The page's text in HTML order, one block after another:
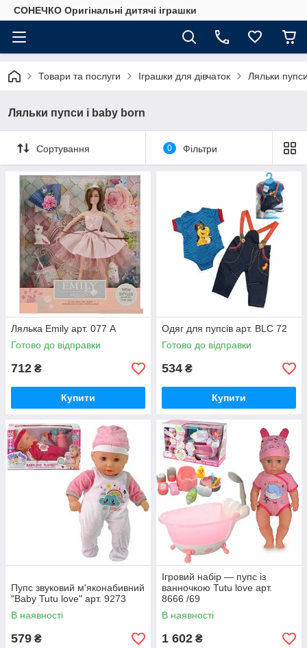
СОНЕЧКО Оригінальні дитячі іграшки
Товари та послуги Іграшки для дівчаток Ляльки
Ляльки пупси і baby born
Сортування 0 Фільтри
Лялька Emily арт. 077 A
Готово до відправки
712 ₴
Купити
Одяг для пупсів арт. BLC 72
Готово до відправки
534 ₴
Купити
Пупс звуковий м'яконабивний
"Baby Tutu love" арт. 9273
В наявності
579 ₴
Ігровий набір — пупс із
ванночкою Tutu love арт.
8666 /69
В наявності
1 602 ₴